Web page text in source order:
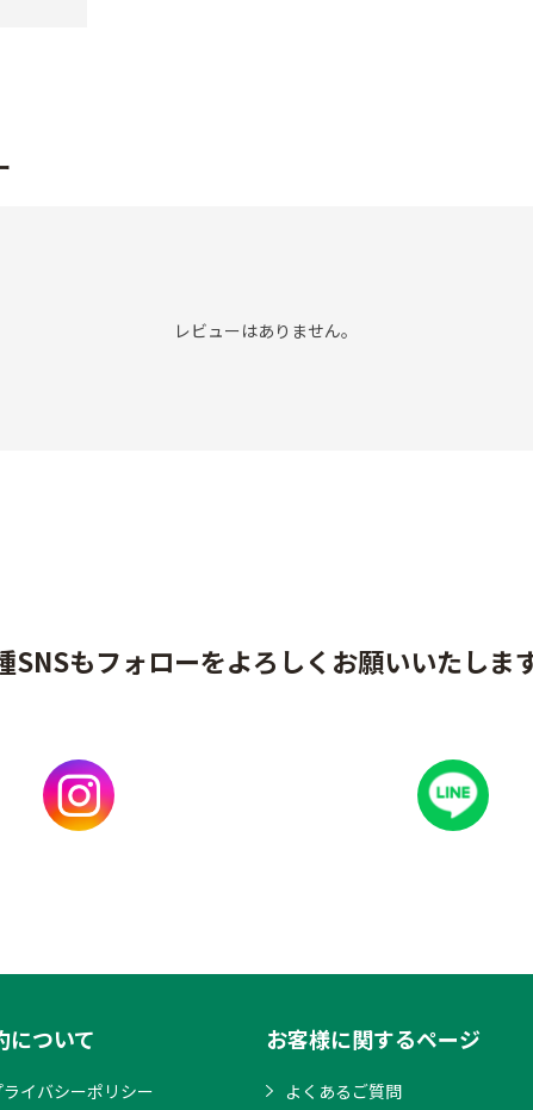
レビューはありません。
SNSもフォローをよろしくお願いいたしま
について
ライバシーポリシー
お客様に関するページ
よくあるご質問